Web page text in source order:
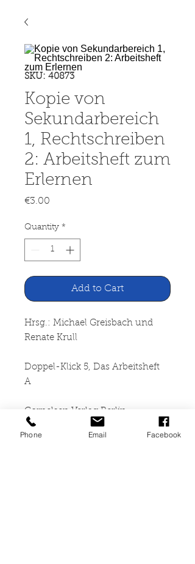
SKU: 40873
Kopie von
Sekundarbereich
1, Rechtschreiben
2: Arbeitsheft zum
Erlernen
€3.00
Quantity *
Add to Cart
Hrsg.: Michael Greisbach und
Renate Krull
Doppel-Klick 5, Das Arbeitsheft
A
Cornelsen Verlag Berlin
2001
Phone Email Facebook